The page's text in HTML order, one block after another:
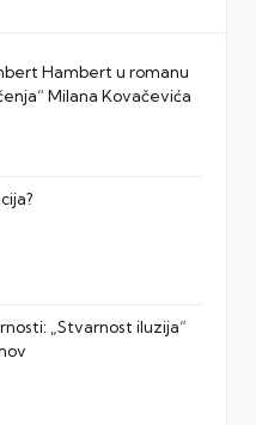
Hambert u romanu
Milana Kovačevića
„Stvarnost iluzija“